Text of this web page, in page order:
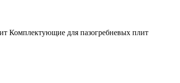
Комплектующие для пазогребневых плит